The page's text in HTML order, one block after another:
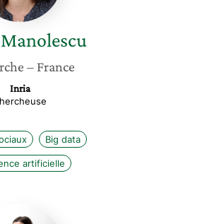
Manolescu
– France
Inria
Big data
artificielle